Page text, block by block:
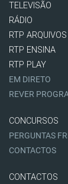
TELEVISÃO
RÁDIO
RTP ARQUIVOS
RTP ENSINA
RTP PLAY
EM DIRETO
REVER
CONCURSOS
PERGUNTAS
CONTACTOS
CONTACTOS